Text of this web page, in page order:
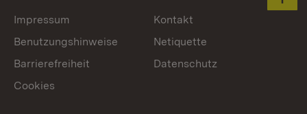
Impressum
Kontakt
Benutzungshinweise
Netiquette
Barrierefreiheit
Datenschutz
Cookies